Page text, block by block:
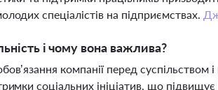
спеціалістів на підприємствах.
і чому вона важлива?
компанії перед
соціальних ініціатив, що підвищує